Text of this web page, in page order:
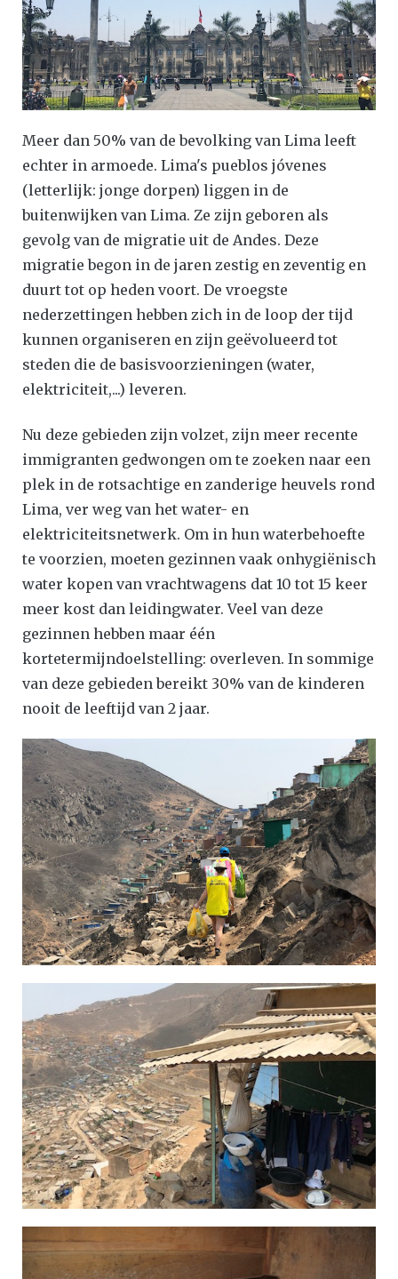
Meer dan 50% van de bevolking van Lima leeft
echter in armoede. Lima's pueblos jóvenes
(letterlijk: jonge dorpen) liggen in de
buitenwijken van Lima. Ze zijn geboren als
gevolg van de migratie uit de Andes. Deze
migratie begon in de jaren zestig en zeventig en
duurt tot op heden voort. De vroegste
nederzettingen hebben zich in de loop der tijd
kunnen organiseren en zijn geëvolueerd tot
steden die de basisvoorzieningen (water,
elektriciteit,...) leveren.
Nu deze gebieden zijn volzet, zijn meer recente
immigranten gedwongen om te zoeken naar een
plek in de rotsachtige en zanderige heuvels rond
Lima, ver weg van het water- en
elektriciteitsnetwerk. Om in hun waterbehoefte
te voorzien, moeten gezinnen vaak onhygiënisch
water kopen van vrachtwagens dat 10 tot 15 keer
meer kost dan leidingwater. Veel van deze
gezinnen hebben maar één
kortetermijndoelstelling: overleven. In sommige
van deze gebieden bereikt 30% van de kinderen
nooit de leeftijd van 2 jaar.